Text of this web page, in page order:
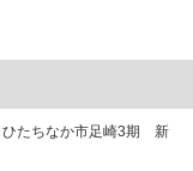
ひたちなか市足崎3期 新